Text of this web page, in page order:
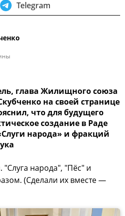
Telegram
глава Жилищного союза
на своей странице
что для будущего
создание в Раде
народа» и фракций
"Слуга народа", "Пёс" и
(Сделали их вместе —